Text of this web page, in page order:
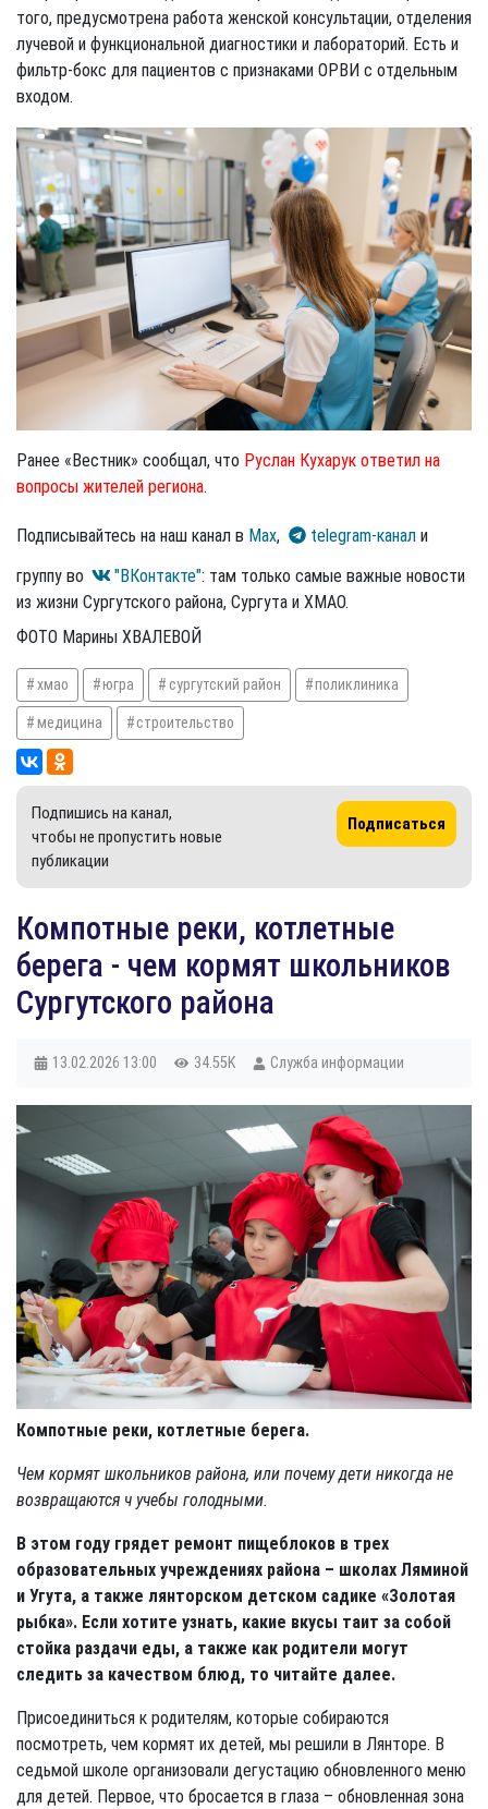
того, предусмотрена работа женской консультации, отделения
лучевой и функциональной диагностики и лабораторий. Есть и
фильтр-бокс для пациентов с признаками ОРВИ с отдельным
входом.
Ранее «Вестник» сообщал, что Руслан Кухарук ответил на
вопросы жителей региона.
Подписывайтесь на наш канал в Max, telegram-канал и
группу во
"ВКонтакте": там только самые важные новости
из жизни Сургутского района, Сургута и ХМАО.
ФОТО Марины ХВАЛЕВОЙ
хмао югра сургутский район поликлиника
медицина строительство
Подпишись на канал,
чтобы не пропустить новые
публикации
Подписаться
Компотные реки, котлетные
берега - чем кормят школьников
Сургутского района
13.02.2026 13:00 34.55K Служба информации
Компотные реки, котлетные берега.
Чем кормят школьников района, или почему дети никогда не
возвращаются ч учебы голодными.
В этом году грядет ремонт пищеблоков в трех
образовательных учреждениях района – школах Ляминой
и Угута, а также лянторском детском садике «Золотая
рыбка». Если хотите узнать, какие вкусы таит за собой
стойка раздачи еды, а также как родители могут
следить за качеством блюд, то читайте далее.
Присоединиться к родителям, которые собираются
посмотреть, чем кормят их детей, мы решили в Лянторе. В
седьмой школе организовали дегустацию обновленного меню
для детей. Первое, что бросается в глаза – обновленная зона